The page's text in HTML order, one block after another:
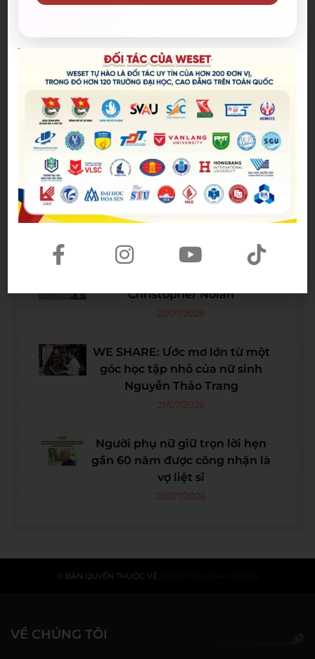
Bài viết mới nhất
Spider-Man: Brand New Day – Bộ
phim được kỳ vọng đưa MCU trở
lại thời kỳ đỉnh cao
The Odyssey lập kỷ lục doanh
Christopher Nolan
22/07/2026
WE SHARE: Ước mơ lớn từ một
góc học tập nhỏ của nữ sinh
Nguyễn Thảo Trang
21/07/2026
Người phụ nữ giữ trọn lời hẹn
gần 60 năm được công nhận là
vợ liệt sĩ
20/07/2026
© BẢN QUYỀN THUỘC VỀ WESET ENGLISH CENTER
VỀ CHÚNG TÔI